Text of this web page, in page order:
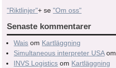
"Riktlinjer"+ se "Om oss"
Senaste kommentarer
Wais om Kartläggning
Simultaneous interpreter USAom
INVS Logistics om Kartläggning